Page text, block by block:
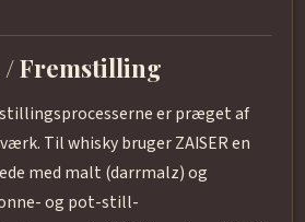
Fremstilling
er præget af
Til whisky bruger ZAISER en
med malt (darrmalz) og
og pot-still-